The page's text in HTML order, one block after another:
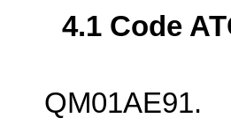
4.1 Code
QM01AE91.